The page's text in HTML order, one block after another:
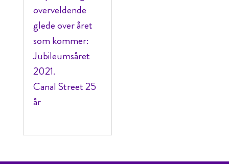
overveldende
glede over året
som kommer:
Jubileumsåret
2021.
Canal Street 25
år